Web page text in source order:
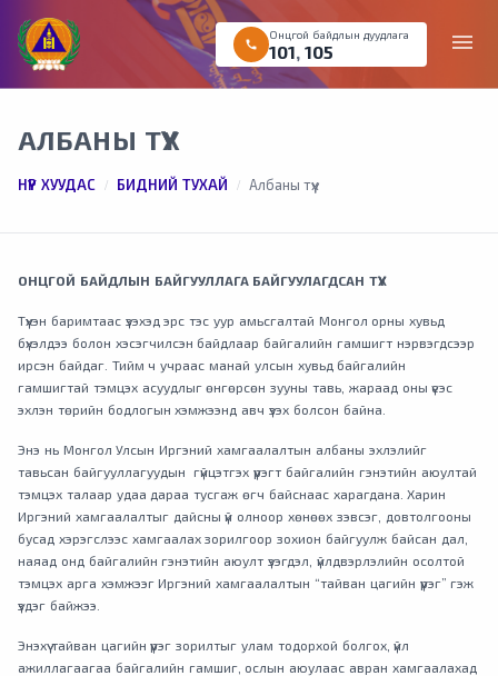
menu
call
Онцгой байдлын дуудлага
101 ,105
АЛБАНЫ ТҮҮХ
НҮҮР ХУУДАС БИДНИЙ ТУХАЙ Албаны түүх
ОНЦГОЙ БАЙДЛЫН БАЙГУУЛЛАГА БАЙГУУЛАГДСАН ТҮҮХ
Түүхэн баримтаас үзэхэд эрс тэс уур амьсгалтай Монгол орны хувьд
бүхэлдээ болон хэсэгчилсэн байдлаар байгалийн гамшигт нэрвэгдсээр
ирсэн байдаг. Тийм ч учраас манай улсын хувьд байгалийн
гамшигтай тэмцэх асуудлыг өнгөрсөн зууны тавь, жараад оны үеэс
эхлэн төрийн бодлогын хэмжээнд авч үзэх болсон байна.
Энэ нь Монгол Улсын Иргэний хамгаалалтын албаны эхлэлийг
тавьсан байгууллагуудын гүйцэтгэх үүрэгт байгалийн гэнэтийн аюултай
тэмцэх талаар удаа дараа тусгаж өгч байснаас харагдана. Харин
Иргэний хамгаалалтыг дайсны үй олноор хөнөөх зэвсэг, довтолгооны
бусад хэрэгслээс хамгаалах зорилгоор зохион байгуулж байсан дал,
наяад онд байгалийн гэнэтийн аюулт үзэгдэл, үйлдвэрлэлийн осолтой
тэмцэх арга хэмжээг Иргэний хамгаалалтын “тайван цагийн үүрэг” гэж
үздэг байжээ.
Энэхүү тайван цагийн үүрэг зорилтыг улам тодорхой болгох, үйл
ажиллагаагаа байгалийн гамшиг, ослын аюулаас авран хамгаалахад